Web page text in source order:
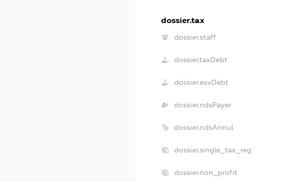
dossier.tax
dossier.staff
dossier.taxDebt
dossier.esvDebt
dossier.ndsPayer
dossier.ndsAnnul
dossier.single_tax_reg
dossier.non_profit